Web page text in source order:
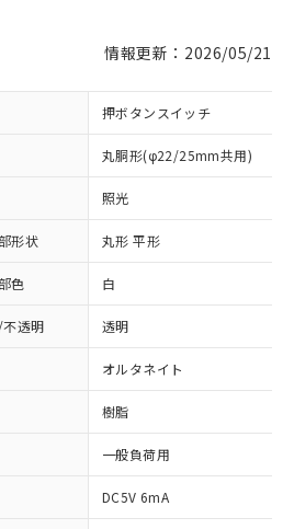
情報更新：2026/05/21
押ボタンスイッチ
丸胴形(φ22/25mm共用)
照光
形状 丸形 平形
色 白
透明 透明
オルタネイト
樹脂
一般負荷用
DC5V 6mA